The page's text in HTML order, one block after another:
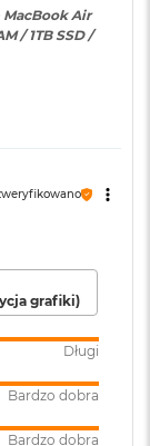
procesor
Gb/s),
do
Air
/ 1TB SSD /
grafiki)
Długi
Bardzo dobra
Bardzo dobra